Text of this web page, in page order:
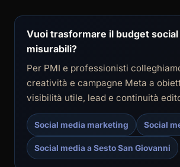
Vuoi trasformare il budget
misurabili?
Per PMI e professionisti
creatività e campagne Meta a
visibilità utile, lead e continuità
Social media marketing Social
Social media a Sesto San Giovanni